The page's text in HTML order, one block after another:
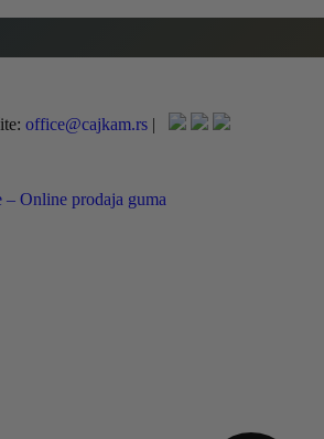
office@cajkam.rs |